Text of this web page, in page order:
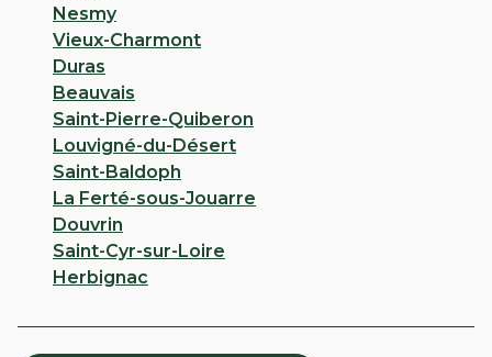
Nesmy
Vieux-Charmont
Duras
Beauvais
Saint-Pierre-Quiberon
Louvigné-du-Désert
Saint-Baldoph
La Ferté-sous-Jouarre
Douvrin
Saint-Cyr-sur-Loire
Herbignac